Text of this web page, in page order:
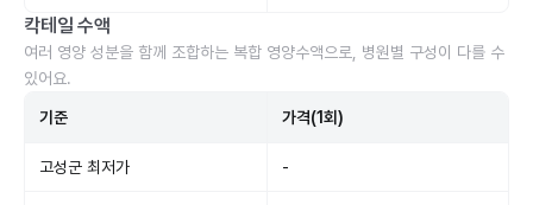
칵테일 수액
여러 영양 성분을 함께 조합하는 복합 영양수액으로, 병원별 구성이 다를 수
있어요.
기준 가격(1회)
고성군 최저가 -